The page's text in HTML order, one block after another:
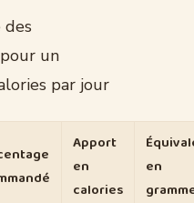
un
par jour
Apport
en
calories
en